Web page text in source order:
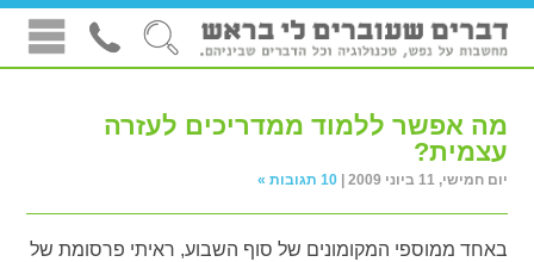
מה אפשר ללמוד ממדריכים לעזרה
עצמית?
יום חמישי, 11 ביוני 2009 | 10 תגובות »
באחד ממוספי המקומונים של סוף השבוע, ראיתי פרסומת של